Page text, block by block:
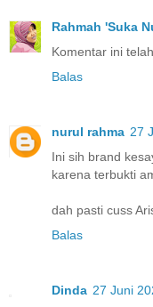
Rahmah 'Suka
Komentar ini
Balas
nurul rahma 27
Ini sih brand
karena terbukti
dah pasti cuss
Balas
Dinda 27 Juni